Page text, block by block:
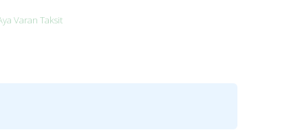
Varan Taksit